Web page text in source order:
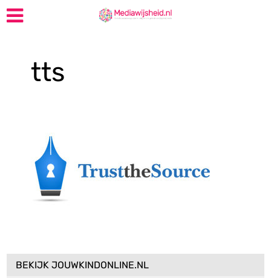
tts
BEKIJK JOUWKINDONLINE.NL